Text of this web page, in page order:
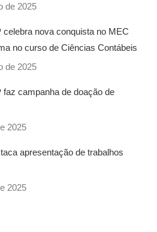
de 2025
celebra nova conquista no MEC
no curso de Ciências Contábeis
de 2025
faz campanha de doação de
2025
apresentação de trabalhos
2025